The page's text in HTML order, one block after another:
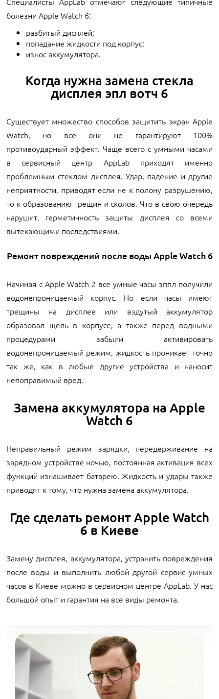
болезни Apple Watch 6:
разбитый дисплей;
попадание жидкости под корпус;
износ аккумулятора.
Когда нужна замена стекла
дисплея эпл вотч 6
Существует множество способов защитить экран Apple
Watch, но все они не гарантируют 100%
противоударный эффект. Чаще всего с умными часами
в сервисный центр AppLab приходят именно
проблемным стеклом дисплея. Удар, падение и другие
неприятности, приводят если не к полону разрушению,
то к образованию трещин и сколов. Что в свою очередь
нарушит, герметичность защиты дисплея со всеми
вытекающими последствиями.
Ремонт повреждений после воды Apple Watch 6
Начиная с Apple Watch 2 все умные часы эппл получили
водонепроницаемый корпус. Но если часы имеют
трещины на дисплее или вздутый аккумулятор
образовал щель в корпусе, а также перед водными
процедурами забыли активировать
водонепроницаемый режим, жидкость проникает точно
так же, как в любые другие устройства и наносит
непоправимый вред.
Замена аккумулятора на Apple
Watch 6
Неправильный режим зарядки, передерживание на
зарядном устройстве ночью, постоянная активация всех
функций изнашивает батарею. Жидкость и удары также
приводят к тому, что нужна замена аккумулятора.
Где сделать ремонт Apple Watch
6 в Киеве
Замену дисплея, аккумулятора, устранить повреждения
после воды и выполнить любой другой сервис умных
часов в Киеве можно в сервисном центре AppLab. У нас
большой опыт и гарантия на все виды ремонта.